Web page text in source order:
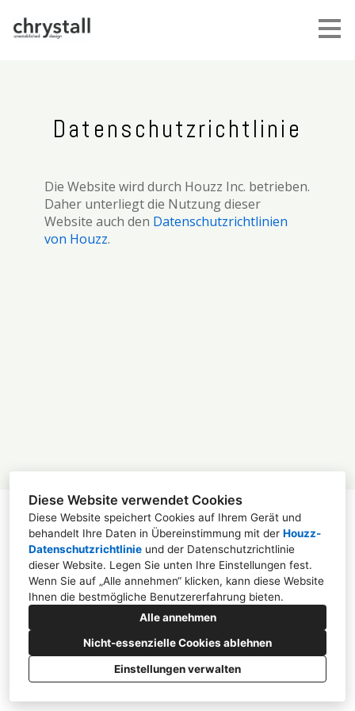
Diese Website verwendet Cookies
Diese Website speichert Cookies auf Ihrem Gerät und
behandelt Ihre Daten in Übereinstimmung mit der Houzz-
Datenschutzrichtlinie und der Datenschutzrichtlinie
dieser Website. Legen Sie unten Ihre Einstellungen fest.
Wenn Sie auf „Alle annehmen“ klicken, kann diese Website
Ihnen die bestmögliche Benutzererfahrung bieten.
Alle annehmen
Nicht-essenzielle Cookies ablehnen
Einstellungen verwalten
Zu
Hauptinhalten
Datenschutzrichtlinie
Die Website wird durch Houzz Inc. betrieben.
Daher unterliegt die Nutzung dieser
Website auch den Datenschutzrichtlinien
von Houzz.
Sonderburgstraße 36, 40545 Düsseldorf
0173 7426984
simone@chrystall.com
ERSTELLT MIT
Datenschutzrichtlinie
Impressum Cookie-Einstellungen